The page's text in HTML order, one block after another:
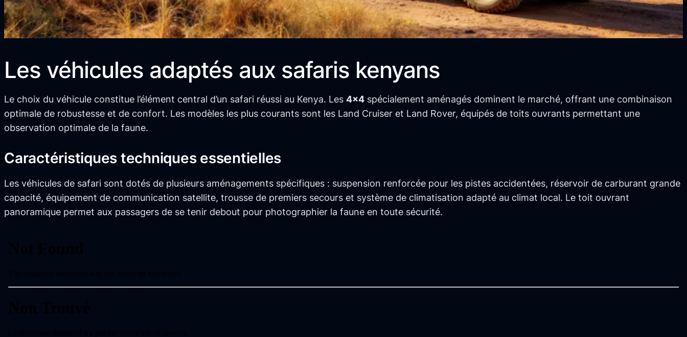
Les véhicules adaptés aux safaris kenyans
Le choix du véhicule constitue l’élément central d’un safari réussi au Kenya. Les 4×4 spécialement aménagés dominent le marché, offrant une combinaison
optimale de robustesse et de confort. Les modèles les plus courants sont les Land Cruiser et Land Rover, équipés de toits ouvrants permettant une
observation optimale de la faune.
Caractéristiques techniques essentielles
Les véhicules de safari sont dotés de plusieurs aménagements spécifiques : suspension renforcée pour les pistes accidentées, réservoir de carburant grande
capacité, équipement de communication satellite, trousse de premiers secours et système de climatisation adapté au climat local. Le toit ouvrant
panoramique permet aux passagers de se tenir debout pour photographier la faune en toute sécurité.